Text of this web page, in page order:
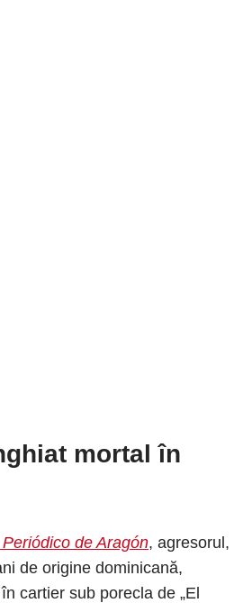
mortal în
de Aragón, agresorul,
de origine dominicană,
cartier sub porecla de „El